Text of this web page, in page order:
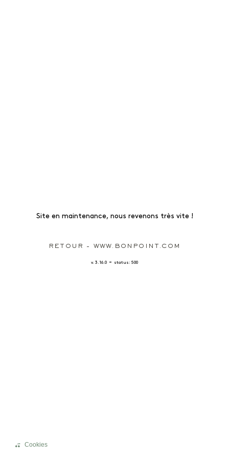
Site en maintenance, nous revenons très vite !
RETOUR - WWW.BONPOINT.COM
v. 3.16.0 - status: 500